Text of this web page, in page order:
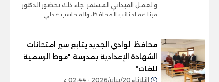
والعمل الميداني المستمر. جاء ذلك بحضور الدكتور
مينا عماد نائب المحافظ، والمحاسب عدلي
محافظ الوادي الجديد يتابع سير امتحانات
الشهادة الإعدادية بمدرسة "موط الرسمية
للغات"
الثلاثاء 20/يناير/2026 - 02:44 م